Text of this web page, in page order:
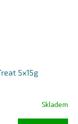
5x15g
Skladem